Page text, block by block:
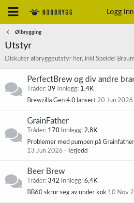
Logg inn
Ølbrygging
Utstyr
Diskuter ølbryggeutstyr her, inkl Speidel
PerfectBrew og div andre
Tråder 39 Innlegg 1,4K
Brewzilla Gen 4.0 lansert 20 Jun 2026
GrainFather
Tråder 170 Innlegg 2,8K
13 Jun 2026
Terjedd
Beer Brew
Tråder 342 Innlegg 6,4K
BB60 skrur seg av under kok 10 Nov